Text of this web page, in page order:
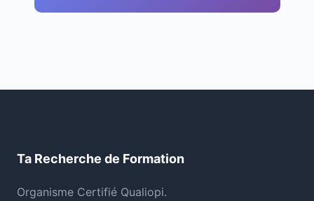
Ta Recherche de Formation
Organisme Certifié Qualiopi.